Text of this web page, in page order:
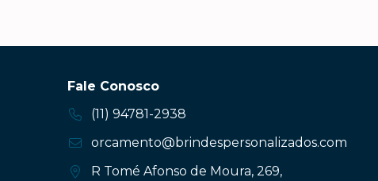
Fale Conosco
(11) 94781-2938
orcamento@brindespersonalizados.com
R Tomé Afonso de Moura, 269,